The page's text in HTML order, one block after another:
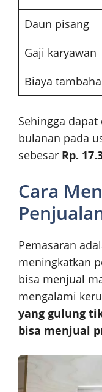
Daun pisang
Gaji karyawan
Biaya
Sehingga
bulanan pada
sebesar Rp.
Cara
Pemasaran
meningkatkan
bisa menjual
mengalami
yang gulung
bisa menjual